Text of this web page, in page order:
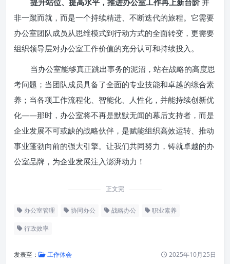
提升站位、提高水平，推进办公室工作再上新台阶并
非一蹴而就，而是一个持续精进、不断迭代的旅程。它需要
办公室团队成员从思维模式到行动方式的全面转变，更需要
组织领导层对办公室工作价值的充分认可和持续投入。
当办公室能够真正跳出事务的泥沼，站在战略的高度思
考问题；当团队成员具备了全面的专业技能和卓越的综合素
养；当各项工作流程化、智能化、人性化，并能持续创新优
化——那时，办公室将不再是默默无闻的幕后支持者，而是
企业发展不可或缺的战略伙伴，是赋能组织高效运转、推动
事业蓬勃向前的强大引擎。让我们共同努力，铸就卓越的办
公室品牌，为企业发展注入澎湃动力！
正文完
办公室管理 协同办公 战略办公 职业素养
行政效率
发表至： 工作体会 2025年10月25日